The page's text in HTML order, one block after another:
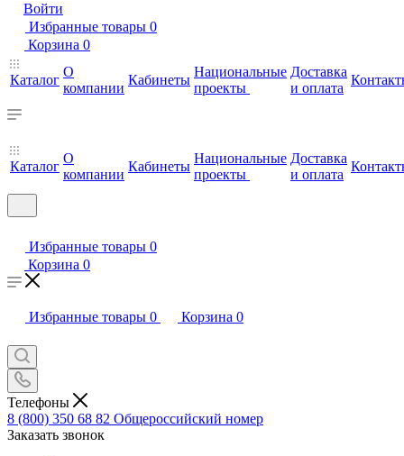
Войти
Избранные товары 0
Корзина 0
Каталог
О
компании
Кабинеты
Национальные
проекты
Доставка
и оплата
Каталог
О
компании
Кабинеты
Национальные
проекты
Доставка
и оплата
Избранные товары 0
Корзина 0
Избранные товары 0 Корзина 0
Телефоны
8 (800) 350 68 82 Общероссийский номер
Заказать звонок